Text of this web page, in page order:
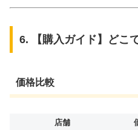
6. 【購入ガイド】どこ
価格比較
店舗